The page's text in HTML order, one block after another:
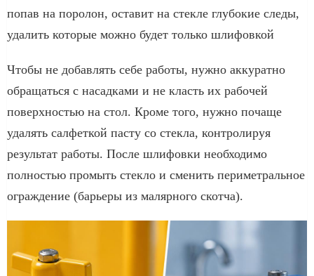
попав на поролон, оставит на стекле глубокие следы,
удалить которые можно будет только шлифовкой
Чтобы не добавлять себе работы, нужно аккуратно
обращаться с насадками и не класть их рабочей
поверхностью на стол. Кроме того, нужно почаще
удалять салфеткой пасту со стекла, контролируя
результат работы. После шлифовки необходимо
полностью промыть стекло и сменить периметральное
ограждение (барьеры из малярного скотча).